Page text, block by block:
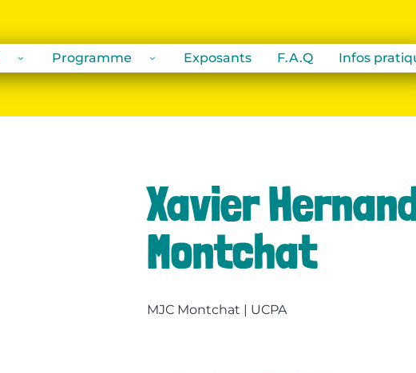
Programme Exposants F.A.Q Infos
Xavier
Montchat
MJC Montchat | UCPA